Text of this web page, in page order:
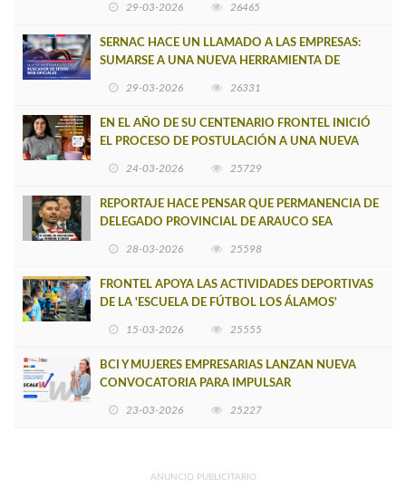
29-03-2026 26465
SERNAC HACE UN LLAMADO A LAS EMPRESAS:
SUMARSE A UNA NUEVA HERRAMIENTA DE
29-03-2026 26331
EN EL AÑO DE SU CENTENARIO FRONTEL INICIÓ
EL PROCESO DE POSTULACIÓN A UNA NUEVA
24-03-2026 25729
REPORTAJE HACE PENSAR QUE PERMANENCIA DE
DELEGADO PROVINCIAL DE ARAUCO SEA
28-03-2026 25598
FRONTEL APOYA LAS ACTIVIDADES DEPORTIVAS
DE LA 'ESCUELA DE FÚTBOL LOS ÁLAMOS'
15-03-2026 25555
BCI Y MUJERES EMPRESARIAS LANZAN NUEVA
CONVOCATORIA PARA IMPULSAR
23-03-2026 25227
ANUNCIO PUBLICITARIO